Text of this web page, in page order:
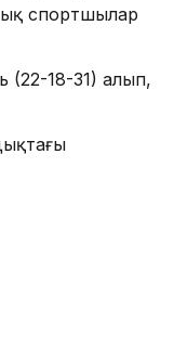
спортшылар
(22-18-31) алып,